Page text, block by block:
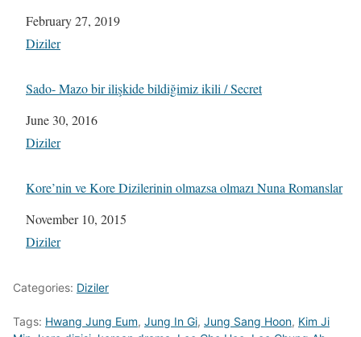
Date
February 27, 2019
In relation to
Diziler
Sado- Mazo bir ilişkide bildiğimiz ikili / Secret
Date
June 30, 2016
In relation to
Diziler
Kore’nin ve Kore Dizilerinin olmazsa olmazı Nuna Romanslar
Date
November 10, 2015
In relation to
Diziler
Categories: Diziler
Tags: Hwang Jung Eum, Jung In Gi, Jung Sang Hoon, Kim Ji